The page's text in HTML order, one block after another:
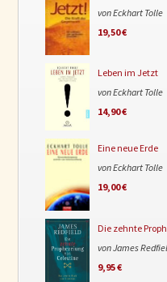
von Eckhart Tolle
19,50 €
Leben im Jetzt
von Eckhart Tolle
14,90 €
Eine neue Erde
von Eckhart Tolle
19,00 €
Die zehnte
von James
9,95 €